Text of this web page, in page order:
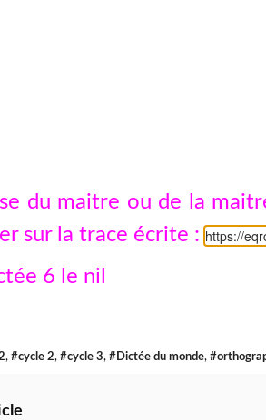
du maitre ou de la
sur la trace écrite :https://
, #cycle 2, #cycle 3, #Dictée du monde,